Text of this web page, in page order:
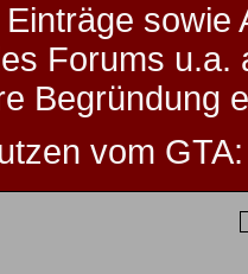
Forums
Begründung
vom